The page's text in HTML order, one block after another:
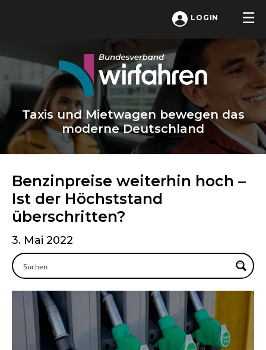
LOGIN
Taxis und Mietwagen bewegen das
moderne Deutschland
Benzinpreise weiterhin hoch –
Ist der Höchststand
überschritten?
3. Mai 2022